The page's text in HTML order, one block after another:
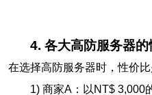
4. 各大高防服务器
在选择高防服务器时，性价
1) 商家A：以NT$ 3,000